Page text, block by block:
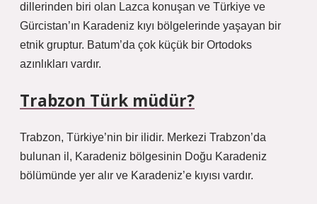
dillerinden biri olan Lazca konuşan ve Türkiye ve
Gürcistan’ın Karadeniz kıyı bölgelerinde yaşayan bir
etnik gruptur. Batum’da çok küçük bir Ortodoks
azınlıkları vardır.
Trabzon Türk müdür?
Trabzon, Türkiye’nin bir ilidir. Merkezi Trabzon’da
bulunan il, Karadeniz bölgesinin Doğu Karadeniz
bölümünde yer alır ve Karadeniz’e kıyısı vardır.